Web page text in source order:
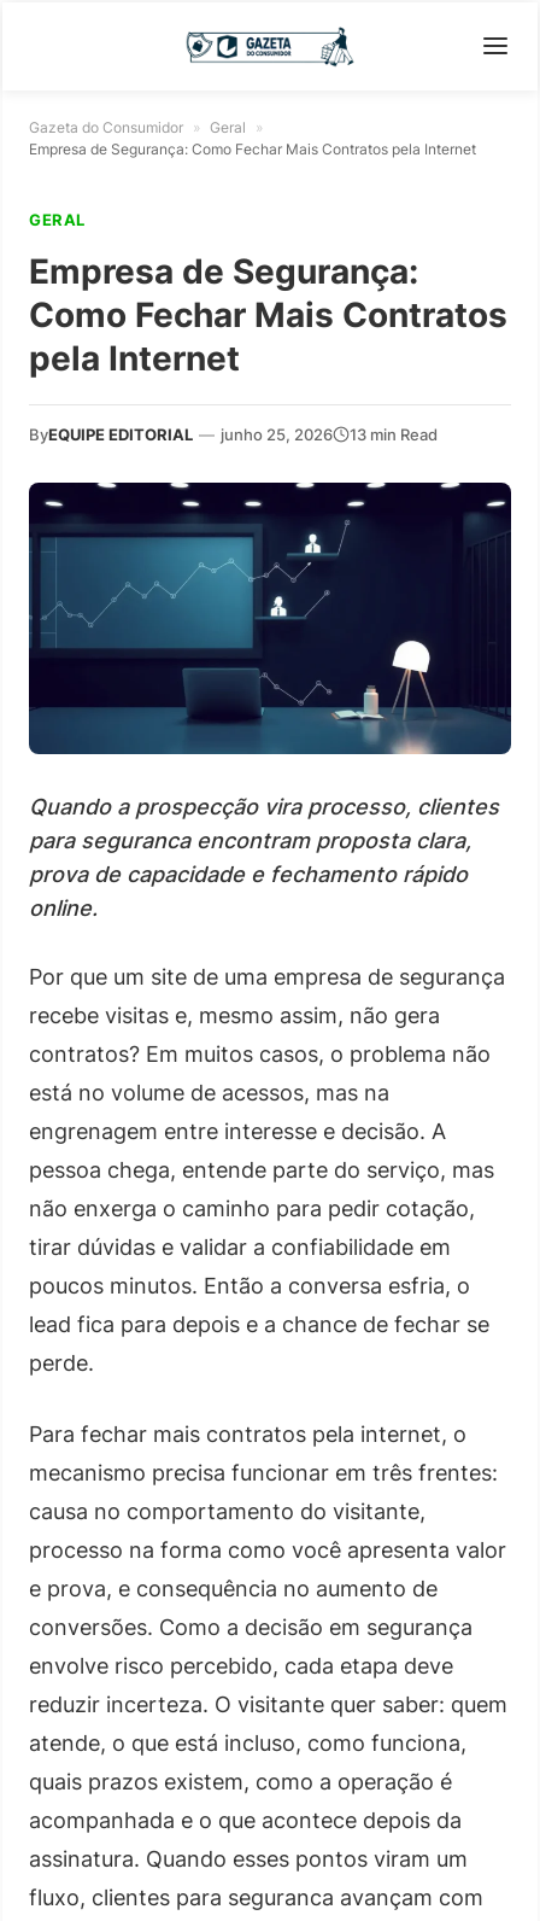
Gazeta do Consumidor » Geral
»
Empresa de Segurança: Como Fechar Mais Contratos pela Internet
GERAL
Empresa de Segurança:
Como Fechar Mais Contratos
pela Internet
ByEQUIPE EDITORIAL — junho 25, 2026 13 min Read
Quando a prospecção vira processo, clientes
para seguranca encontram proposta clara,
prova de capacidade e fechamento rápido
online.
Por que um site de uma empresa de segurança
recebe visitas e, mesmo assim, não gera
contratos? Em muitos casos, o problema não
está no volume de acessos, mas na
engrenagem entre interesse e decisão. A
pessoa chega, entende parte do serviço, mas
não enxerga o caminho para pedir cotação,
tirar dúvidas e validar a confiabilidade em
poucos minutos. Então a conversa esfria, o
lead fica para depois e a chance de fechar se
perde.
Para fechar mais contratos pela internet, o
mecanismo precisa funcionar em três frentes:
causa no comportamento do visitante,
processo na forma como você apresenta valor
e prova, e consequência no aumento de
conversões. Como a decisão em segurança
envolve risco percebido, cada etapa deve
reduzir incerteza. O visitante quer saber: quem
atende, o que está incluso, como funciona,
quais prazos existem, como a operação é
acompanhada e o que acontece depois da
assinatura. Quando esses pontos viram um
fluxo, clientes para seguranca avançam com